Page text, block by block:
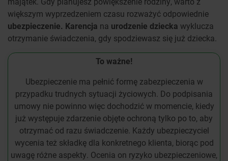
większym wyprzedzeniem czasu rozważyć odpowiednie
ubezpieczenie. Karencja na urodzenie dziecka wyklucza
otrzymanie świadczenia, gdy spodziewasz się już dziecka.
To ważne!
Ubezpieczenie ma pełnić formę zabezpieczenia w
przypadku trudnych sytuacji życiowych. Do podpisania
umowy nie powinno więc dochodzić w momencie, kiedy
już występuje zdarzenie objęte ochroną tylko po to, aby
otrzymać od razu świadczenie. Każdy ubezpieczyciel
wycenia też składkę dla konkretnego klienta, biorąc pod
uwagę różne aspekty. Ocenia on ryzyko ubezpieczeniowe,